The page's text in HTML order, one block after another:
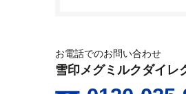
お電話でのお問い合わせ
雪印メグミルクダイレ